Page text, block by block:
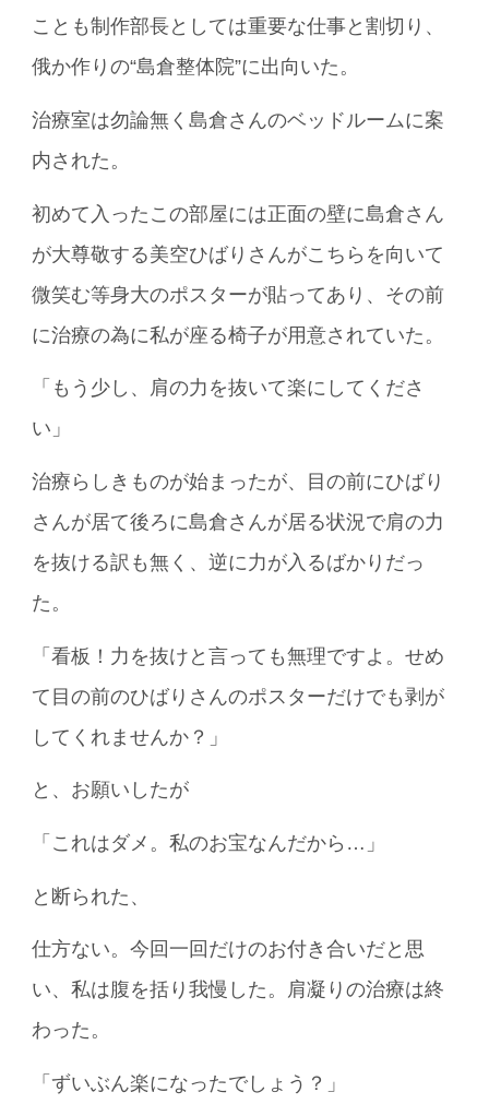
ことも制作部長としては重要な仕事と割切り、
俄か作りの“島倉整体院”に出向いた。
治療室は勿論無く島倉さんのベッドルームに案
内された。
初めて入ったこの部屋には正面の壁に島倉さん
が大尊敬する美空ひばりさんがこちらを向いて
微笑む等身大のポスターが貼ってあり、その前
に治療の為に私が座る椅子が用意されていた。
「もう少し、肩の力を抜いて楽にしてくださ
い」
治療らしきものが始まったが、目の前にひばり
さんが居て後ろに島倉さんが居る状況で肩の力
を抜ける訳も無く、逆に力が入るばかりだっ
た。
「看板！力を抜けと言っても無理ですよ。せめ
て目の前のひばりさんのポスターだけでも剥が
してくれませんか？」
と、お願いしたが
「これはダメ。私のお宝なんだから…」
と断られた、
仕方ない。今回一回だけのお付き合いだと思
い、私は腹を括り我慢した。肩凝りの治療は終
わった。
「ずいぶん楽になったでしょう？」